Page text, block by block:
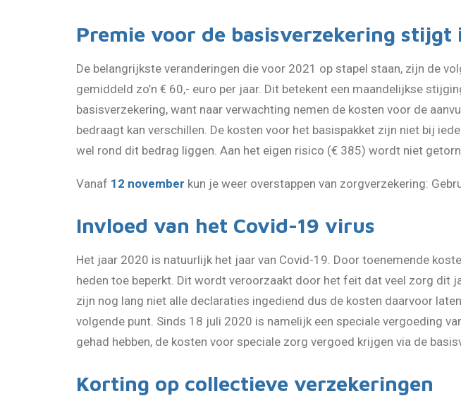
Premie voor de basisverzekering stijgt
De belangrijkste veranderingen die voor 2021 op stapel staan, zijn de
gemiddeld zo’n € 60,- euro per jaar. Dit betekent een maandelijkse
basisverzekering, want naar verwachting nemen de kosten voor de
bedraagt kan verschillen. De kosten voor het basispakket zijn niet bij
wel rond dit bedrag liggen. Aan het eigen risico (€ 385) wordt niet
Vanaf 12 november kun je weer overstappen van zorgverzekering:
Invloed van het Covid-19 virus
Het jaar 2020 is natuurlijk het jaar van Covid-19. Door toenemende
heden toe beperkt. Dit wordt veroorzaakt door het feit dat veel zorg dit
zijn nog lang niet alle declaraties ingediend dus de kosten daarvoor
volgende punt. Sinds 18 juli 2020 is namelijk een speciale vergoeding
gehad hebben, de kosten voor speciale zorg vergoed krijgen via de
Korting op collectieve verzekeringen